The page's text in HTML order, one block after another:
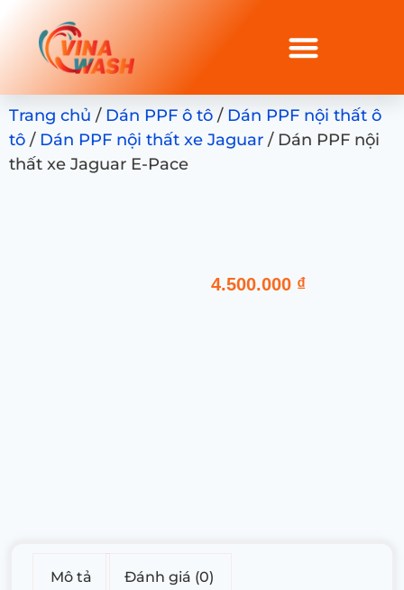
Trang chủ / Dán PPF ô tô / Dán PPF nội thất ô
tô / Dán PPF nội thất xe Jaguar / Dán PPF nội
thất xe Jaguar E-Pace
4.500.000 ₫
Mô tả Đánh giá (0)